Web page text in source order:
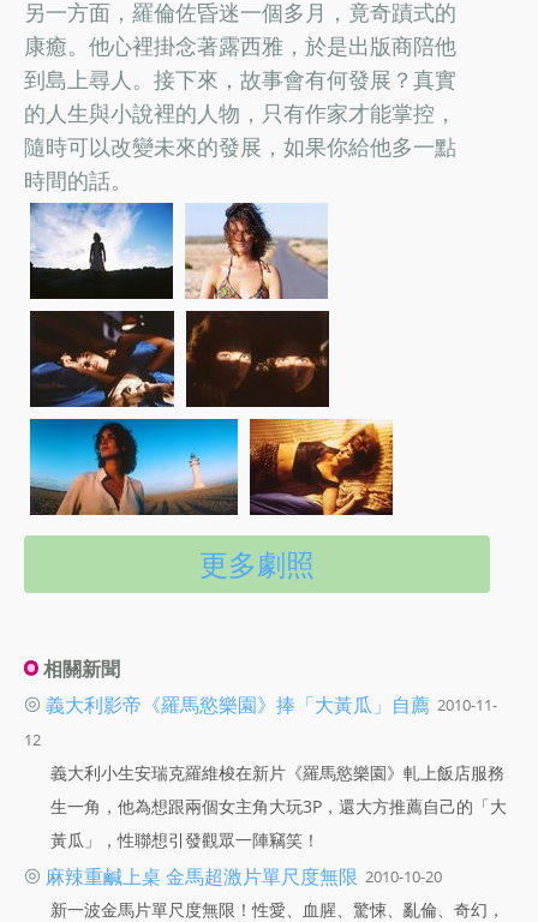
另一方面，羅倫佐昏迷一個多月，竟奇蹟式的
康癒。他心裡掛念著露西雅，於是出版商陪他
到島上尋人。接下來，故事會有何發展？真實
的人生與小說裡的人物，只有作家才能掌控，
隨時可以改變未來的發展，如果你給他多一點
時間的話。
更多劇照
相關新聞
◎ 義大利影帝《羅馬慾樂園》捧「大黃瓜」自薦 2010-11-
12
義大利小生安瑞克羅維梭在新片《羅馬慾樂園》軋上飯店服務
生一角，他為想跟兩個女主角大玩3P，還大方推薦自己的「大
黃瓜」，性聯想引發觀眾一陣竊笑！
◎ 麻辣重鹹上桌 金馬超激片單尺度無限 2010-10-20
新一波金馬片單尺度無限！性愛、血腥、驚悚、亂倫、奇幻，